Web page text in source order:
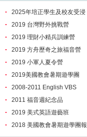
2025年培正學生及校友受浸
2019 台灣野外挑戰營
2019 理財小精兵訓練營
2019 方舟歷奇之旅福音營
2019 小軍人夏令營
2019美國教會暑期遊學團
2008-2011 English VBS
2011 福音週紀念品
2019 美式英語遊藝班
2018 美國教會暑期遊學團報